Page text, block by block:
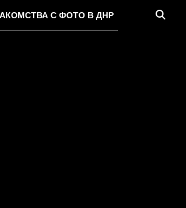
С ФОТО В ДНР